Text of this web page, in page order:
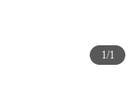
1/1